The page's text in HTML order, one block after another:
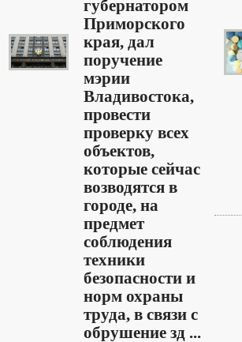
губернатором
Приморского
края, дал
поручение
мэрии
Владивостока,
провести
проверку всех
объектов,
которые сейчас
возводятся в
городе, на
предмет
соблюдения
техники
безопасности и
норм охраны
труда, в связи с
обрушение зд ...